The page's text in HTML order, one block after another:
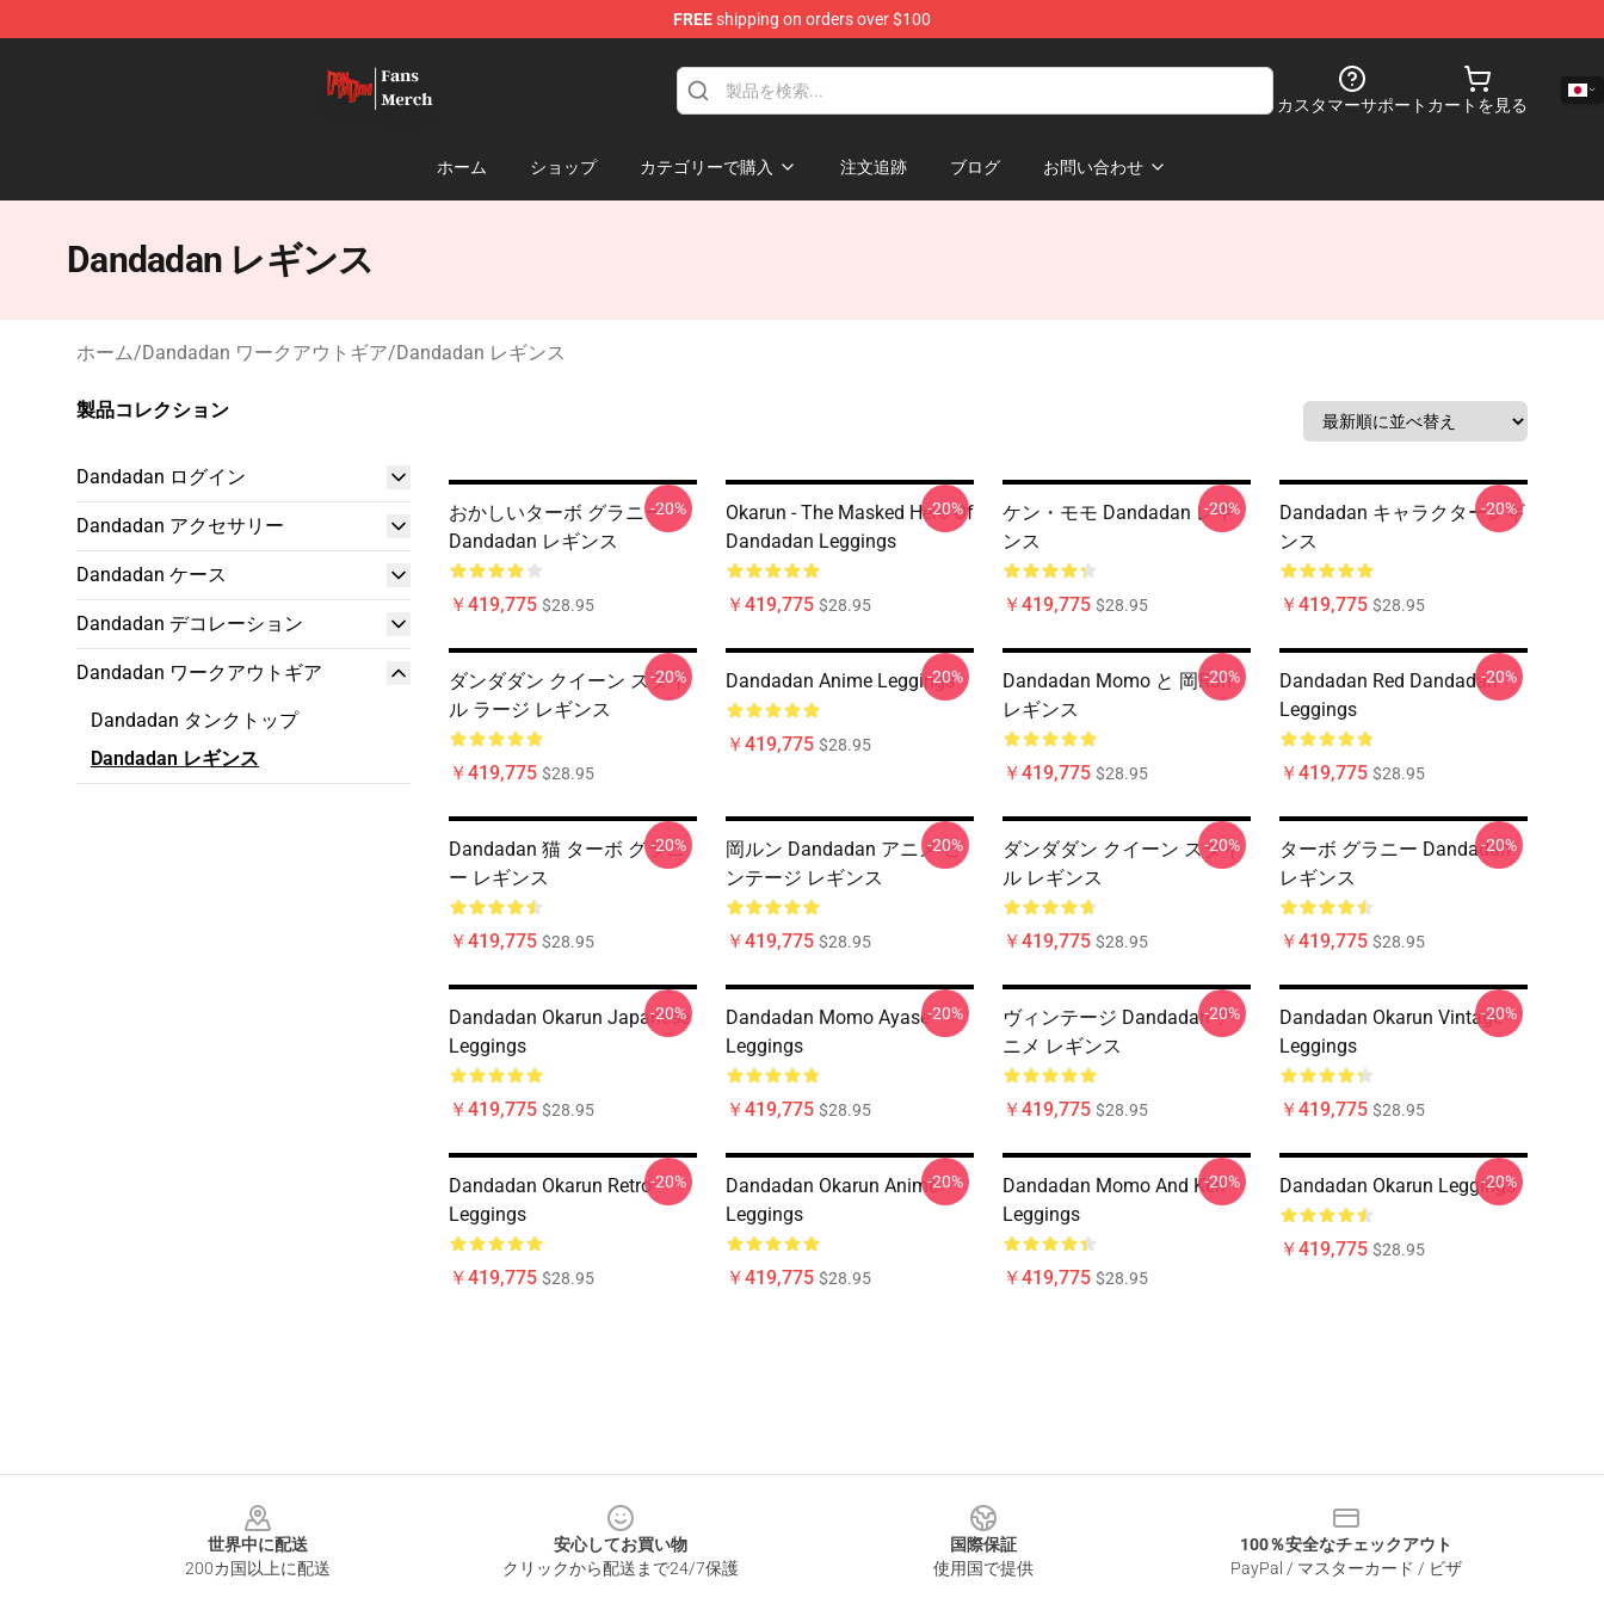
FREEshipping on orders over $100
カスタマーサポート カートを見る
ホーム ショップ カテゴリーで購入 注文追跡 ブログ お問い合わせ
Dandadan レギンス
ホーム/Dandadan ワークアウトギア/Dandadan レギンス
製品コレクション
Dandadan ログイン
Dandadan アクセサリー
Dandadan ケース
Dandadan デコレーション
Dandadan ワークアウトギア
Dandadan タンクトップ
Dandadan レギンス
おかしいターボ グラニー
Dandadan レギンス
￥419,775 $28.95
-20%
Okarun - The Masked Hero Of
Dandadan Leggings
￥419,775 $28.95
-20%
ケン・モモ Dandadan レギ
ンス
￥419,775 $28.95
-20%
Dandadan キャラクターレギ
ンス
￥419,775 $28.95
-20%
ダンダダン クイーン スタイ
ル ラージ レギンス
￥419,775 $28.95
-20% Dandadan Anime Leggings
￥419,775 $28.95
-20%
Dandadan Momo と 岡run
レギンス
￥419,775 $28.95
-20%
Dandadan Red Dandadan
Leggings
￥419,775 $28.95
-20%
Dandadan 猫 ターボ グラニ
ー レギンス
￥419,775 $28.95
-20%
岡ルン Dandadan アニメ ビ
ンテージ レギンス
￥419,775 $28.95
-20%
ダンダダン クイーン スタイ
ル レギンス
￥419,775 $28.95
-20%
ターボ グラニー Dandadan
レギンス
￥419,775 $28.95
-20%
Dandadan Okarun Japanese
Leggings
￥419,775 $28.95
-20%
Dandadan Momo Ayase
Leggings
￥419,775 $28.95
-20%
ヴィンテージ Dandadan ア
ニメ レギンス
￥419,775 $28.95
-20%
Dandadan Okarun Vintage
Leggings
￥419,775 $28.95
-20%
Dandadan Okarun Retro
Leggings
￥419,775 $28.95
-20%
Dandadan Okarun Anime
Leggings
￥419,775 $28.95
-20%
Dandadan Momo And Ken
Leggings
￥419,775 $28.95
-20% Dandadan Okarun Leggings
￥419,775 $28.95
-20%
世界中に配送
200カ国以上に配送
安心してお買い物
クリックから配送まで24/7保護
国際保証
使用国で提供
100％安全なチェックアウト
PayPal / マスターカード / ビザ